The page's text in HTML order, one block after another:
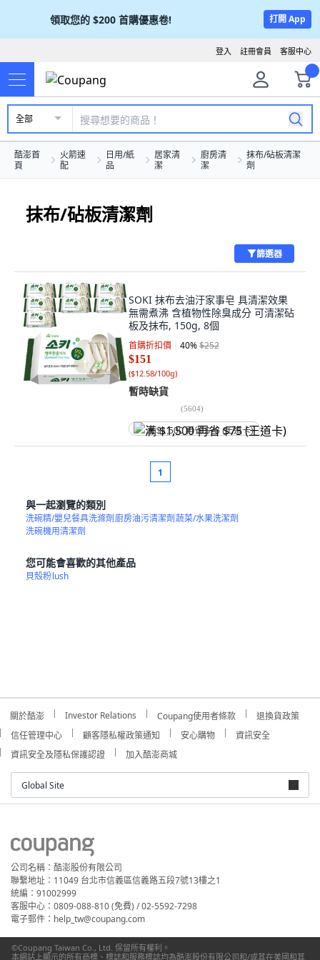
領取您的 $200 首購優惠卷! 打開 App
客服中心
註冊會員
登入
全部
酷澎首
頁
火箭速
配
日用/紙
品
居家清
潔
廚房清
潔
抹布/砧板清潔
劑
抹布/砧板清潔劑
篩選器
SOKI 抹布去油汙家事皂 具清潔效果
無需煮沸 含植物性除臭成分 可清潔砧
板及抹布, 150g, 8個
首購折扣價 40%$252
$151
($12.58/100g)
暫時缺貨
(5604)
满 $1,500 再省 $75 (王道卡)
1
與一起瀏覽的類別
洗碗精/嬰兒餐具洗滌劑廚房油污清潔劑蔬菜/水果洗潔劑
洗碗機用清潔劑
您可能會喜歡的其他產品
貝殼粉lush
關於酷澎 Investor Relations Coupang使用者條款
退換貨政策
信任管理中心
顧客隱私權政策通知 安心購物
資訊安全
資訊安全及隱私保護認證
加入酷澎商城
Global Site
公司名稱：酷澎股份有限公司
聯繫地址：11049 台北市信義區信義路五段7號13樓之1
統編：91002999
客服中心：0809-088-810 (免費) / 02-5592-7298
電子郵件：help_tw@coupang.com
©Coupang Taiwan Co., Ltd. 保留所有權利。
本網站上顯示的所有商標、標誌和服務標誌均為酷澎股份有限公司和/或其在美國和其